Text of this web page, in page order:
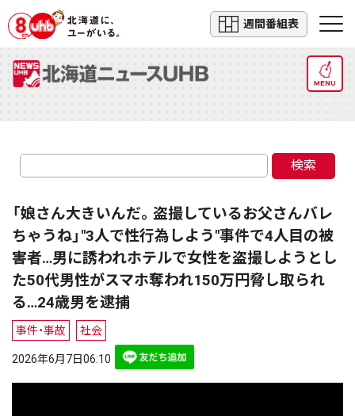
週間番組表
MENU
検索
「娘さん大きいんだ。盗撮しているお父さんバレ
ちゃうね」"3人で性行為しよう"事件で4人目の被
害者…男に誘われホテルで女性を盗撮しようとし
た50代男性がスマホ奪われ150万円脅し取られ
る…24歳男を逮捕
事件・事故 社会
2026年6月7日06:10